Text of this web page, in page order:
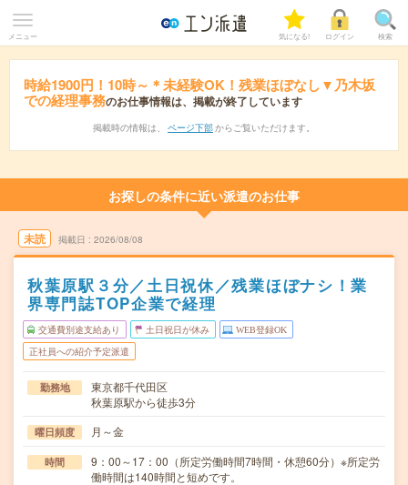
メニュー 気になる! ログイン 検索
時給1900円！10時～＊未経験OK！残業ほぼなし▼乃木坂
での経理事務のお仕事情報は、掲載が終了しています
掲載時の情報は、 ページ下部 からご覧いただけます。
お探しの条件に近い派遣のお仕事
未読 掲載日 2026/08/08
秋葉原駅３分／土日祝休／残業ほぼナシ！業
界専門誌TOP企業で経理
交通費別途支給あり 土日祝日が休み WEB登録OK
正社員への紹介予定派遣
勤務地
東京都千代田区
秋葉原駅から徒歩3分
曜日頻度 月～金
時間
9：00～17：00（所定労働時間7時間・休憩60分）※所定労
働時間は140時間と短めです。